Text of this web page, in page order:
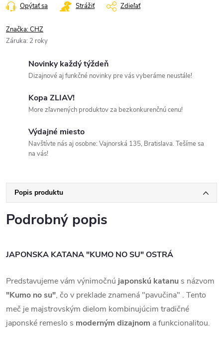
Opýtať sa Strážiť Zdieľať
Značka:CHZ
Záruka: 2 roky
Novinky každý týždeň
Dizajnové aj funkčné novinky pre vás vyberáme neustále!
Kopa ZLIAV!
More zľavnených produktov za bezkonkurenčnú cenu!
Výdajné miesto
Navštívte nás aj osobne: Vajnorská 135, Bratislava. Tešíme sa
na vás!
Popis produktu
Podrobný popis
JAPONSKA KATANA "KUMO NO SU" OSTRÁ
Predstavujeme vám výnimočnú japonskú katanu s názvom
"Kumo no su", čo v preklade znamená "pavučina" . Tento
meč je majstrovským dielom kombinujúcim tradičné
japonské remeslo s moderným dizajnom a funkcionalitou.